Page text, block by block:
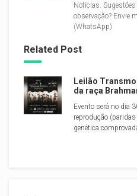
Notícias.
observação? Envie
(WhatsApp)
Related Post
Leilão
da raça
Evento será no dia
reprodução
genética